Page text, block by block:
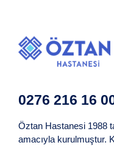
0276 216 16
Öztan Hastanesi 1988
amacıyla kurulmuştur.